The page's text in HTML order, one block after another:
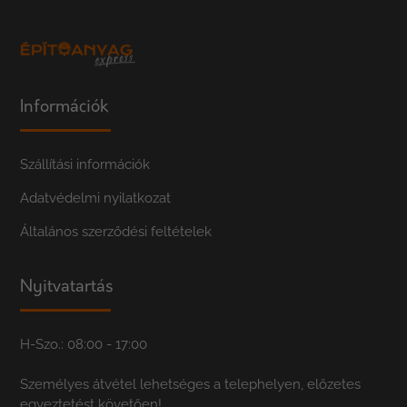
Információk
Szállítási információk
Adatvédelmi nyilatkozat
Általános szerződési feltételek
Nyitvatartás
H-Szo.: 08:00 - 17:00
Személyes átvétel lehetséges a telephelyen, előzetes
egyeztetést követően!